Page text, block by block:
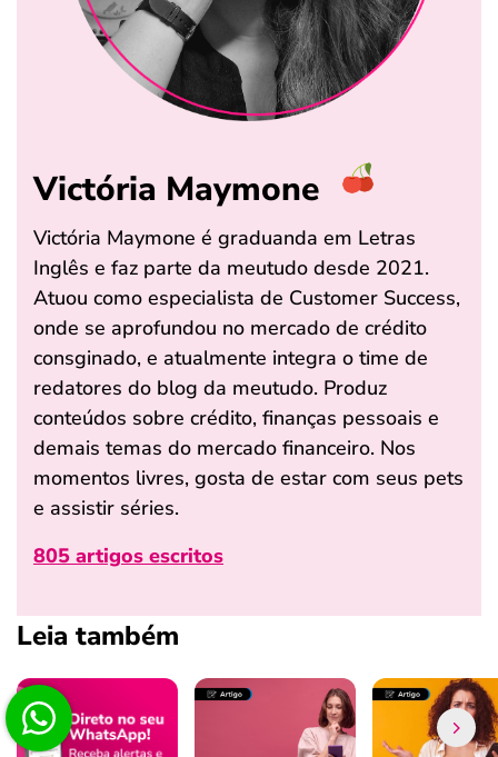
Victória Maymone
Victória Maymone é graduanda em Letras
Inglês e faz parte da meutudo desde 2021.
Atuou como especialista de Customer Success,
onde se aprofundou no mercado de crédito
consginado, e atualmente integra o time de
redatores do blog da meutudo. Produz
conteúdos sobre crédito, finanças pessoais e
demais temas do mercado financeiro. Nos
momentos livres, gosta de estar com seus pets
e assistir séries.
805 artigos escritos
Leia também